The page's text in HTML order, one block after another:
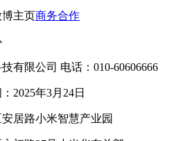
博主页商务合作
有限公司 电话：010-60606666
2025年3月24日
居路小米智慧产业园